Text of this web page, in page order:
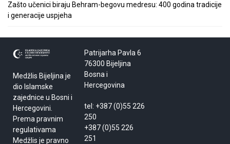
Zašto učenici biraju Behram-begovu medresu: 400 godina tradicije
i generacije uspjeha
Medžlis Bijeljina je
dio Islamske
zajednice u Bosni i
Hercegovini.
Prema pravnim
regulativama
Medžlis je pravno
Patrijarha Pavla 6
76300 Bijeljina
Bosna i
Hercegovina
tel: +387 (0)55 226
250
+387 (0)55 226
251